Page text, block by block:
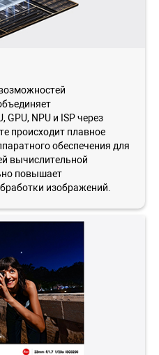
NPU и ISP через
происходит плавное
обеспечения для
вычислительной
повышает
изображений.